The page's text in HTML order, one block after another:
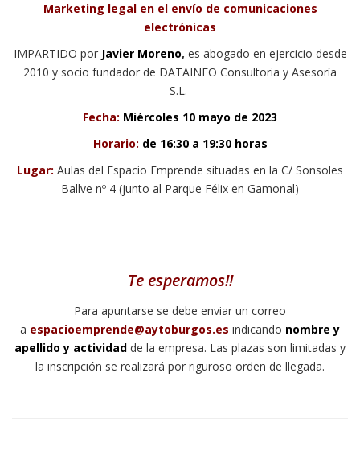
Marketing legal en el envío de comunicaciones
electrónicas
IMPARTIDO por Javier Moreno, es abogado en ejercicio desde
2010 y socio fundador de DATAINFO Consultoria y Asesoría
S.L.
Fecha: Miércoles 10 mayo de 2023
Horario: de 16:30 a 19:30 horas
Lugar: Aulas del Espacio Emprende situadas en la C/ Sonsoles
Ballve nº 4 (junto al Parque Félix en Gamonal)
Te esperamos!!
Para apuntarse se debe enviar un correo
a espacioemprende@aytoburgos.es indicando nombre y
apellido y actividad de la empresa. Las plazas son limitadas y
la inscripción se realizará por riguroso orden de llegada.